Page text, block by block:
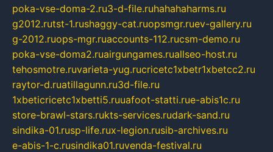
poka-vse-doma-2.ru3-d-file.ruhahahaharms.ru
g2012.rutst-1.rushaggy-cat.ruopsmgr.ruev-gallery.ru
g-2012.ruops-mgr.ruaccounts-112.rucsm-demo.ru
poka-vse-doma2.ruairgungames.ruallseo-host.ru
tehosmotre.ruvarieta-yug.rucricetc1xbetr1xbetcc2.ru
raytor-d.ruatillagunn.ru3d-file.ru
1xbeticricetc1xbetti5.ruuafoot-statti.rue-abis1c.ru
store-brawl-stars.rukts-services.rudark-sand.ru
sindika-01.rusp-life.rux-legion.rusib-archives.ru
e-abis-1-c.rusindika01.ruvenda-festival.ru